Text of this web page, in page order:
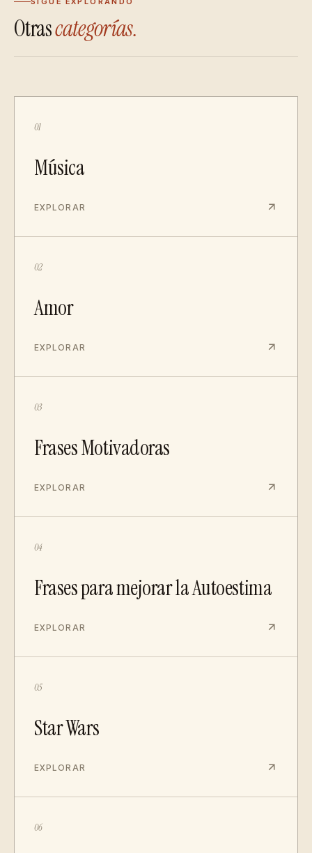
Otrascategorías.
01
Música
EXPLORAR
02
Amor
EXPLORAR
03
Frases Motivadoras
EXPLORAR
04
Frases para mejorar la Autoestima
EXPLORAR
05
Star Wars
EXPLORAR
06